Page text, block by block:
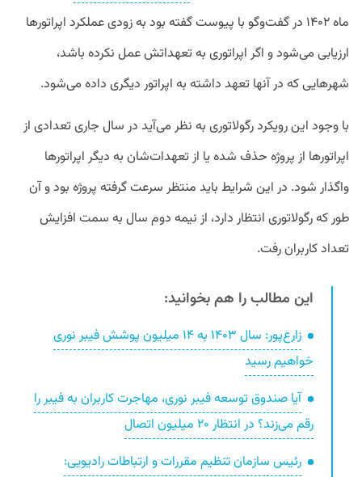
ماه ۱۴۰۲ در گفت‌وگو با پیوست گفته بود به زودی عملکرد اپراتورها
ارزیابی می‌شود و اگر اپراتوری به تعهداتش عمل نکرده باشد،
شهرهایی که در آنها تعهد داشته به اپراتور دیگری داده می‌شود.
با وجود این رویکرد رگولاتوری به نظر می‌آید در سال جاری تعدادی از
اپراتورها از پروژه حذف شده یا از تعهدات‌شان به دیگر اپراتورها
واگذار شود. در این شرایط باید منتظر سرعت گرفته پروژه بود و آن
طور که رگولاتوری انتظار دارد، از نیمه دوم سال به سمت افزایش
تعداد کاربران رفت.
این مطالب را هم بخوانید:
زارع‌پور: سال ۱۴۰۳ به ۱۴ میلیون پوشش فیبر نوری
خواهیم رسید
آیا صندوق توسعه فیبر نوری، مهاجرت کاربران به فیبر را
رقم می‌زند؟ در انتظار ۲۰ میلیون اتصال
رئیس سازمان تنظیم مقررات و ارتباطات رادیویی: